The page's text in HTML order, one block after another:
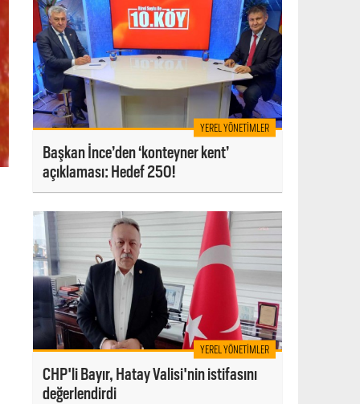
YEREL YÖNETIMLER
Başkan İnce’den ‘konteyner kent’
açıklaması: Hedef 250!
YEREL YÖNETIMLER
CHP'li Bayır, Hatay Valisi'nin istifasını
değerlendirdi